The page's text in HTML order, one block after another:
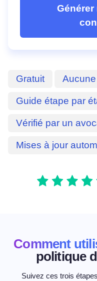
Générer
Gratuit
Guide étape par
Vérifié par un
Mises à jour
Comment
politique
Suivez ces trois